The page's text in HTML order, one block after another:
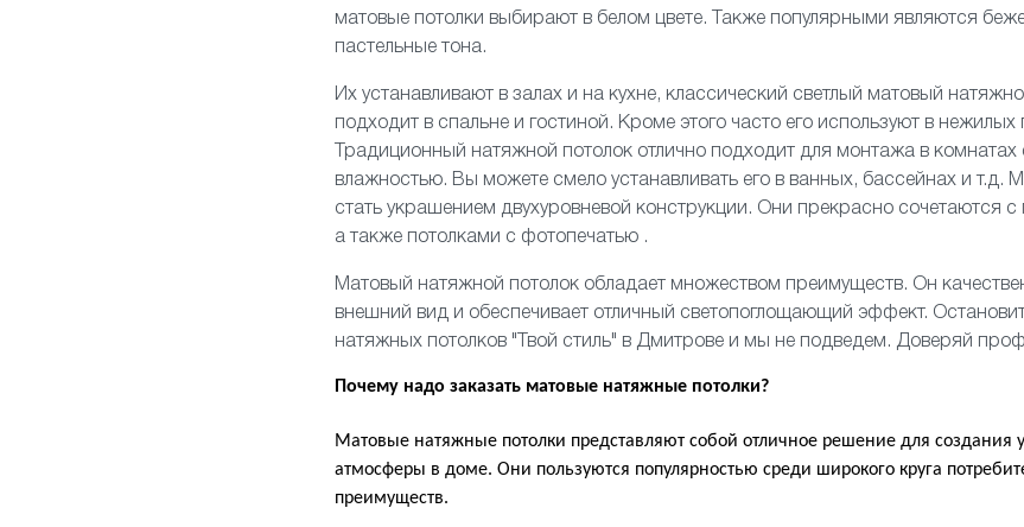
матовые потолки выбирают в белом цвете. Также популярными являются
пастельные тона.
Их устанавливают в залах и на кухне, классический светлый матовый
подходит в спальне и гостиной . Кроме этого часто его используют в
Традиционный натяжной потолок отлично подходит для монтажа в
влажностью. Вы можете смело устанавливать его в ванных, бассейнах и т.д.
стать украшением двухуровневой конструкции. Они прекрасно сочетаются с
а также потолками с фотопечатью .
Матовый натяжной потолок обладает множеством преимуществ. Он
внешний вид и обеспечивает отличный светопоглощающий эффект.
натяжных потолков "Твой стиль" в Дмитрове и мы не подведем. Доверяй
Почему надо заказать матовые натяжные потолки?
Матовые натяжные потолки представляют собой отличное решение для создания
атмосферы в доме. Они пользуются популярностью среди широкого круга
преимуществ.